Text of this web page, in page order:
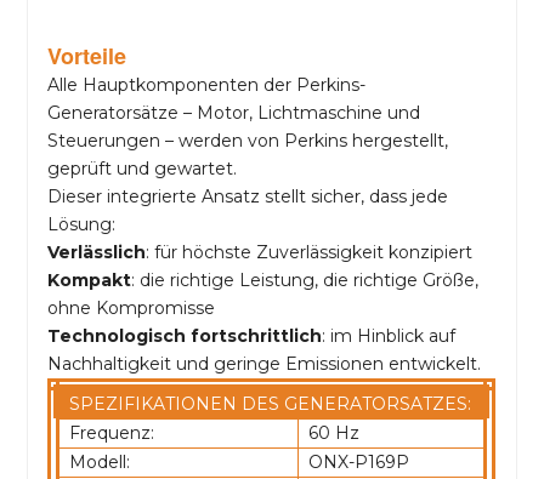
Vorteile
Alle Hauptkomponenten der Perkins-
Generatorsätze – Motor, Lichtmaschine und
Steuerungen – werden von Perkins hergestellt,
geprüft und gewartet.
Dieser integrierte Ansatz stellt sicher, dass jede
Lösung:
Verlässlich: für höchste Zuverlässigkeit konzipiert
Kompakt: die richtige Leistung, die richtige Größe,
ohne Kompromisse
Technologisch fortschrittlich: im Hinblick auf
Nachhaltigkeit und geringe Emissionen entwickelt.
SPEZIFIKATIONEN DES GENERATORSATZES:
Frequenz:
60 Hz
Modell:
ONX-P169P